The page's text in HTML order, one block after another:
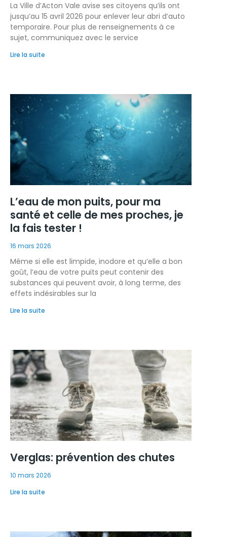
La Ville d’Acton Vale avise ses citoyens qu’ils ont
jusqu’au 15 avril 2026 pour enlever leur abri d’auto
temporaire. Pour plus de renseignements à ce
sujet, communiquez avec le service
Lire la suite
L’eau de mon puits, pour ma
santé et celle de mes proches, je
la fais tester !
16 mars 2026
Même si elle est limpide, inodore et qu’elle a bon
goût, l’eau de votre puits peut contenir des
substances qui peuvent avoir, à long terme, des
effets indésirables sur la
Lire la suite
Verglas: prévention des chutes
10 mars 2026
Lire la suite